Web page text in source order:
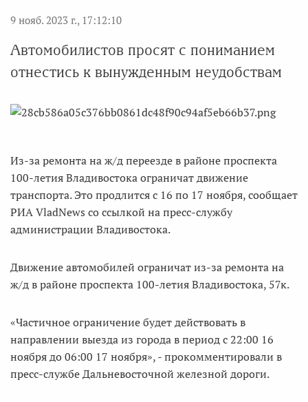
9 нояб. 2023 г., 17:12:10
Автомобилистов просят с пониманием
отнестись к вынужденным неудобствам
Из-за ремонта на ж/д переезде в районе проспекта
100-летия Владивостока ограничат движение
транспорта. Это продлится с 16 по 17 ноября, сообщает
РИА VladNews со ссылкой на пресс-службу
администрации Владивостока.
Движение автомобилей ограничат из-за ремонта на
ж/д в районе проспекта 100-летия Владивостока, 57к.
«Частичное ограничение будет действовать в
направлении выезда из города в период с 22:00 16
ноября до 06:00 17 ноября», - прокомментировали в
пресс-службе Дальневосточной железной дороги.